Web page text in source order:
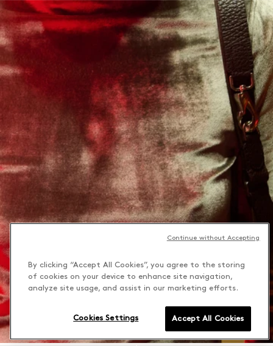
By clicking “Accept All Cookies”, you agree to the storing
of cookies on your device to enhance site navigation,
analyze site usage, and assist in our marketing efforts.
Accept All Cookies
Cookies Settings
Continue without Accepting